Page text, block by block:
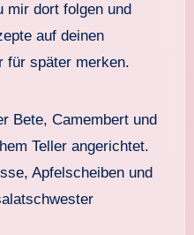
mir dort folgen und
auf deinen
für später merken.
Apfelscheiben und